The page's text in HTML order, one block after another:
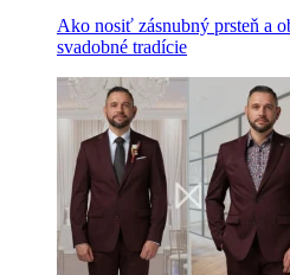
Ako nosiť zásnubný prsteň a
svadobné tradície